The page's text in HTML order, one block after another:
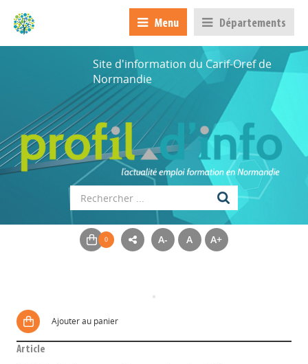
Menu Départements
Site d'information du Carif-Oref de
Normandie
A- A A+
Ajouter au panier
Article